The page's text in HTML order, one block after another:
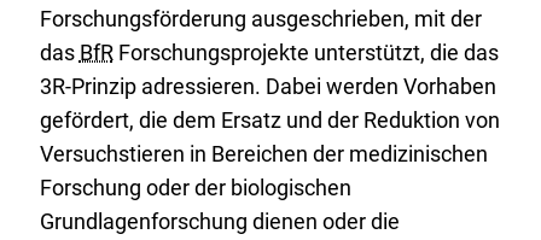
Forschungsförderung ausgeschrieben, mit der
das BfRForschungsprojekte unterstützt, die das
3R-Prinzip adressieren. Dabei werden Vorhaben
gefördert, die dem Ersatz und der Reduktion von
Versuchstieren in Bereichen der medizinischen
Forschung oder der biologischen
Grundlagenforschung dienen oder die